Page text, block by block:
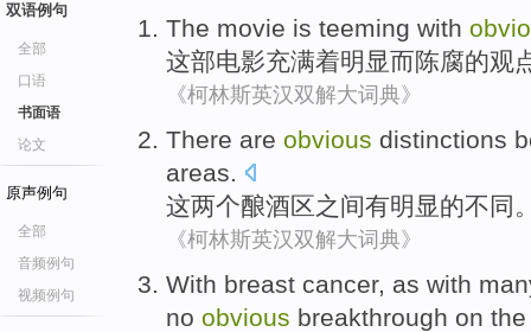
双语例句
全部
口语
书面语
论文
原声例句
全部
音频例句
视频例句
The movie is teeming with
这部电影充满着明显而陈腐的观
《柯林斯英汉双解大词典》
There are obvious distinctions
areas.
这两个酿酒区之间有明显的不同
《柯林斯英汉双解大词典》
With breast cancer, as with
no obvious breakthrough on the